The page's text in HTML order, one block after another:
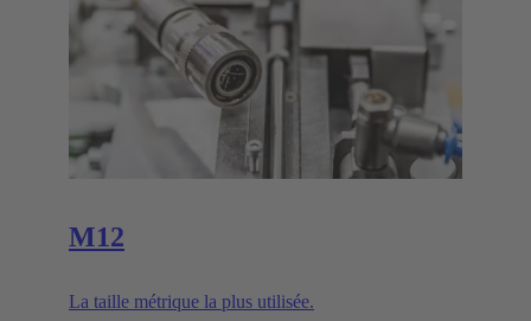
M12
La taille métrique la plus utilisée.